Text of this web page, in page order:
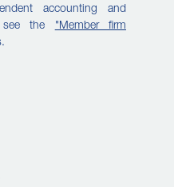
accounting and
see the "Member firm